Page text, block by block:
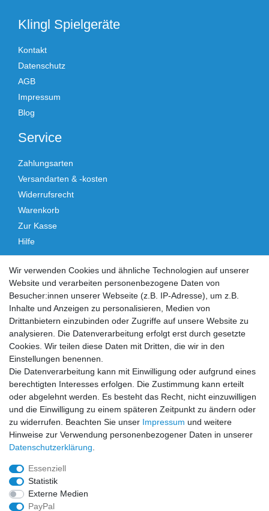
Klingl Spielgeräte
Kontakt
Datenschutz
AGB
Impressum
Blog
Service
Zahlungsarten
Versandarten & -kosten
Widerrufsrecht
Warenkorb
Zur Kasse
Hilfe
Vertrag widerrufen
Social Media
Facebook Instagram
Sicher einkaufen
Zahlung und Versand
Wir verwenden Cookies und ähnliche Technologien auf unserer
Website und verarbeiten personenbezogene Daten von
Besucher:innen unserer Webseite (z.B. IP-Adresse), um z.B.
Inhalte und Anzeigen zu personalisieren, Medien von
Drittanbietern einzubinden oder Zugriffe auf unsere Website zu
analysieren. Die Datenverarbeitung erfolgt erst durch gesetzte
Cookies. Wir teilen diese Daten mit Dritten, die wir in den
Einstellungen benennen.
Die Datenverarbeitung kann mit Einwilligung oder aufgrund eines
berechtigten Interesses erfolgen. Die Zustimmung kann erteilt
oder abgelehnt werden. Es besteht das Recht, nicht einzuwilligen
und die Einwilligung zu einem späteren Zeitpunkt zu ändern oder
zu widerrufen. Beachten Sie unser Impressum und weitere
Hinweise zur Verwendung personenbezogener Daten in unserer
Daten­schutz­erklärung
Essenziell
Statistik
Externe Medien
PayPal